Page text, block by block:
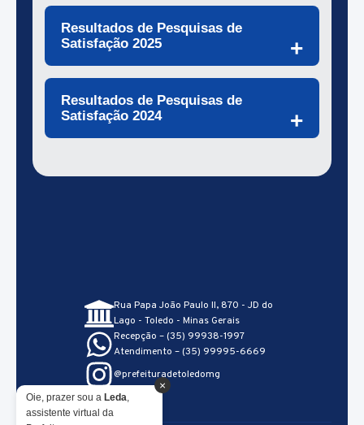
✨ VER RESULTADOS
Resultados de Pesquisas de
Satisfação 2025
⚠ Não Houve Pesquisa
Resultados de Pesquisas de
Satisfação 2024
Rua Papa João Paulo II, 870 - JD do
Lago - Toledo - Minas Gerais
Recepção – (35) 99938-1997
Atendimento – (35) 99995-6669
@prefeituradetoledomg
×
Oie, prazer sou a Leda,
assistente virtual da